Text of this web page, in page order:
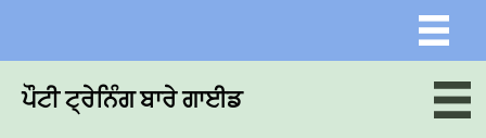
main
content
content
ਪੌਟੀ ਟ੍ਰੇਨਿੰਗ ਬਾਰੇ ਗਾਈਡ